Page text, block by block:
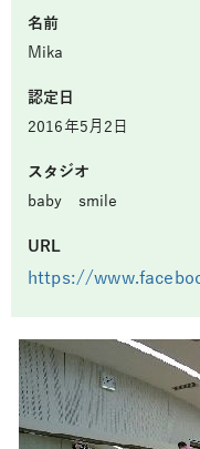
名前
Mika
認定日
2016年5月2日
スタジオ
baby smile
URL
https://